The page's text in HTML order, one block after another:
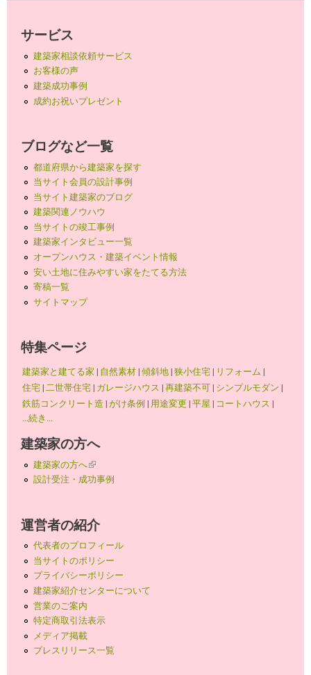
サービス
建築家相談依頼サービス
お客様の声
建築成功事例
成約お祝いプレゼント
ブログなど一覧
都道府県から建築家を探す
当サイト会員の設計事例
当サイト建築家のブログ
建築関連ノウハウ
当サイトの竣工事例
建築家インタビュー一覧
オープンハウス・建築イベント情報
安い土地に住みやすい家をたてる方法
寄稿一覧
サイトマップ
特集ページ
建築家と建てる家 | 自然素材|傾斜地|狭小住宅| リフォーム |
住宅|二世帯住宅| ガレージハウス |再建築不可| シンプルモダン |
鉄筋コンクリート造 |がけ条例 | 用途変更 |平屋 | コートハウス |
...続き...
建築家の方へ
建築家の方へ(link is external)
設計受注・成功事例
運営者の紹介
代表者のプロフィール
当サイトのポリシー
プライバシーポリシー
建築家紹介センターについて
営業のご案内
特定商取引法表示
メディア掲載
プレスリリース一覧